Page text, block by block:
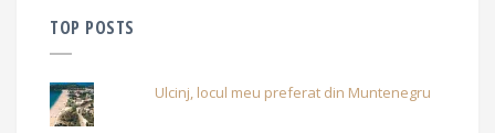
TOP POSTS
Ulcinj, locul meu preferat din Muntenegru